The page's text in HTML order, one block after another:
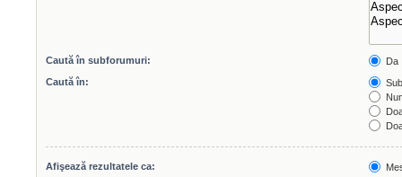
Caută în subforumuri:
Da
Caută în:
Afişează rezultatele ca: